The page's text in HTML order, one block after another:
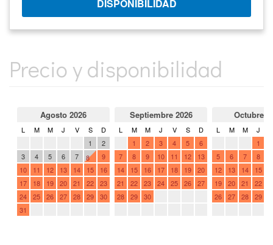
Precio y disponibilidad